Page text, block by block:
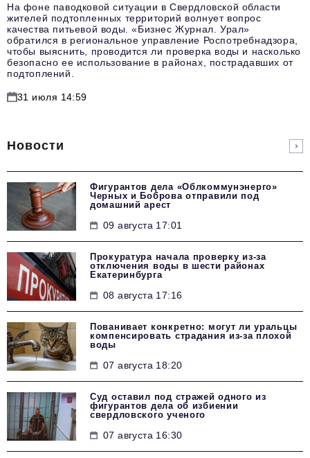
На фоне паводковой ситуации в Свердловской области
жителей подтопленных территорий волнует вопрос
качества питьевой воды. «Бизнес Журнал. Урал»
обратился в региональное управление Роспотребнадзора,
чтобы выяснить, проводится ли проверка воды и насколько
безопасно ее использование в районах, пострадавших от
подтоплений.
31 июля 14:59
Новости
Фигурантов дела «Облкоммунэнерго»
Черных и Боброва отправили под
домашний арест
09 августа 17:01
Прокуратура начала проверку из-за
отключения воды в шести районах
Екатеринбурга
08 августа 17:16
Пованивает конкретно: могут ли уральцы
компенсировать страдания из-за плохой
воды
07 августа 18:20
Суд оставил под стражей одного из
фигурантов дела об избиении
свердловского ученого
07 августа 16:30